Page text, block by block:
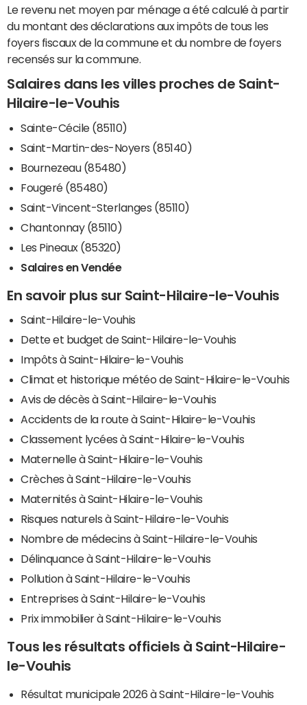
Le revenu net moyen par ménage a été calculé à partir
du montant des déclarations aux impôts de tous les
foyers fiscaux de la commune et du nombre de foyers
recensés sur la commune.
Salaires dans les villes proches de Saint-
Hilaire-le-Vouhis
Sainte-Cécile (85110)
Saint-Martin-des-Noyers (85140)
Bournezeau (85480)
Fougeré (85480)
Saint-Vincent-Sterlanges (85110)
Chantonnay (85110)
Les Pineaux (85320)
Salaires en Vendée
En savoir plus sur Saint-Hilaire-le-Vouhis
Saint-Hilaire-le-Vouhis
Dette et budget de Saint-Hilaire-le-Vouhis
Impôts à Saint-Hilaire-le-Vouhis
Climat et historique météo de Saint-Hilaire-le-Vouhis
Avis de décès à Saint-Hilaire-le-Vouhis
Accidents de la route à Saint-Hilaire-le-Vouhis
Classement lycées à Saint-Hilaire-le-Vouhis
Maternelle à Saint-Hilaire-le-Vouhis
Crèches à Saint-Hilaire-le-Vouhis
Maternités à Saint-Hilaire-le-Vouhis
Risques naturels à Saint-Hilaire-le-Vouhis
Nombre de médecins à Saint-Hilaire-le-Vouhis
Délinquance à Saint-Hilaire-le-Vouhis
Pollution à Saint-Hilaire-le-Vouhis
Entreprises à Saint-Hilaire-le-Vouhis
Prix immobilier à Saint-Hilaire-le-Vouhis
Tous les résultats officiels à Saint-Hilaire-
le-Vouhis
Résultat municipale 2026 à Saint-Hilaire-le-Vouhis